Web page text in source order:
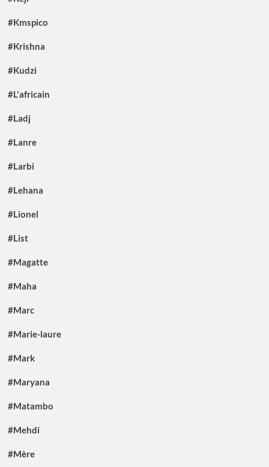
#Kmspico
#Krishna
#Kudzi
#L'africain
#Ladj
#Lanre
#Larbi
#Lehana
#Lionel
#List
#Magatte
#Maha
#Marc
#Marie-laure
#Mark
#Maryana
#Matambo
#Mehdi
#Mère